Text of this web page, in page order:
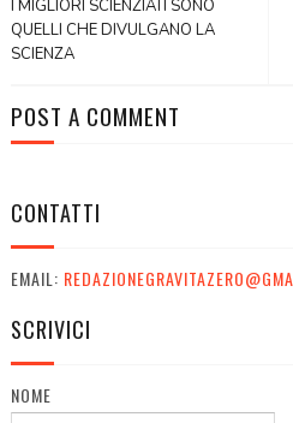
I MIGLIORI SCIENZIATI SONO
QUELLI CHE DIVULGANO LA
SCIENZA
POST A COMMENT
CONTATTI
EMAIL:
SCRIVICI
NOME